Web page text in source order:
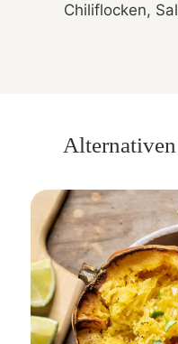
Chiliflocken,